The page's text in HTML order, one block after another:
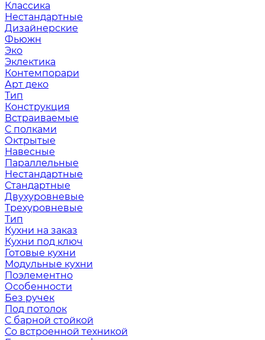
Классика
Нестандартные
Дизайнерские
Фьюжн
Эко
Эклектика
Контемпорари
Арт деко
Тип
Конструкция
Встраиваемые
С полками
Октрытые
Навесные
Параллельные
Нестандартные
Стандартные
Двухуровневые
Трехуровневые
Тип
Кухни на заказ
Кухни под ключ
Готовые кухни
Модульные кухни
Поэлементно
Особенности
Без ручек
Под потолок
С барной стойкой
Со встроенной техникой